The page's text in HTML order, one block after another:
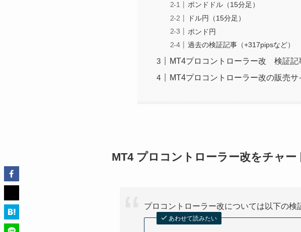
ポンドドル（15分足）
ドル円（15分足）
ポンド円
過去の検証記事（+317pipsなど）
MT4プロコントローラー改 検証記
MT4プロコントローラー改の販売サ
MT4 プロコントローラー改をチャー
プロコントローラー改については以下の検
あわせて読みたい